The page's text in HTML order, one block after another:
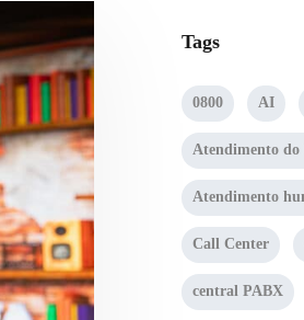
Tags
0800 AI
Atendimento do
Atendimento
Call Center
central PABX